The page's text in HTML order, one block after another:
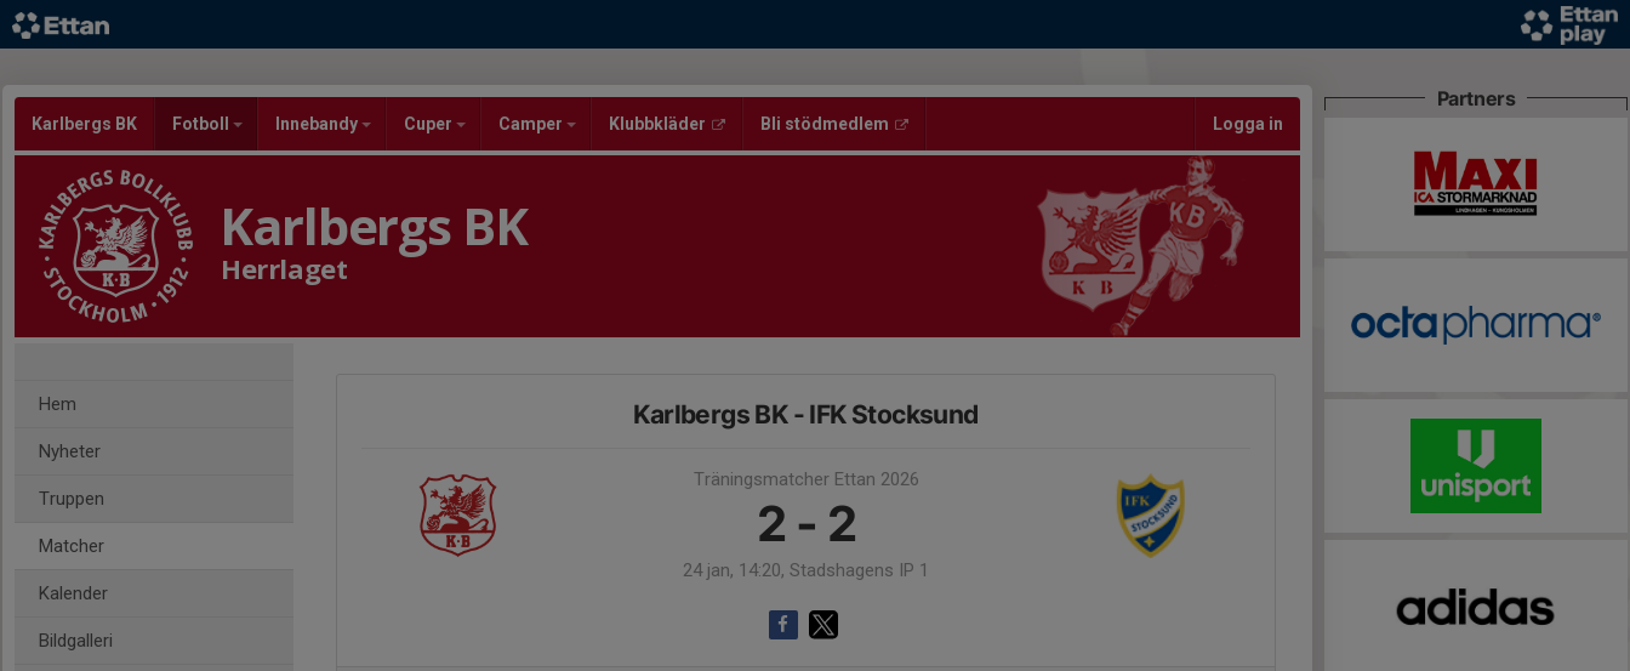
Karlbergs BK Fotboll Innebandy Cuper Camper Klubbkläder Bli stödmedlem Logga in
Karlbergs BK
Herrlaget
Hem
Nyheter
Truppen
Matcher
Kalender
Bildgalleri
Karlbergs BK - IFK Stocksund
Träningsmatcher Ettan 2026
2 - 2
24 jan, 14:20, Stadshagens IP 1
Partners